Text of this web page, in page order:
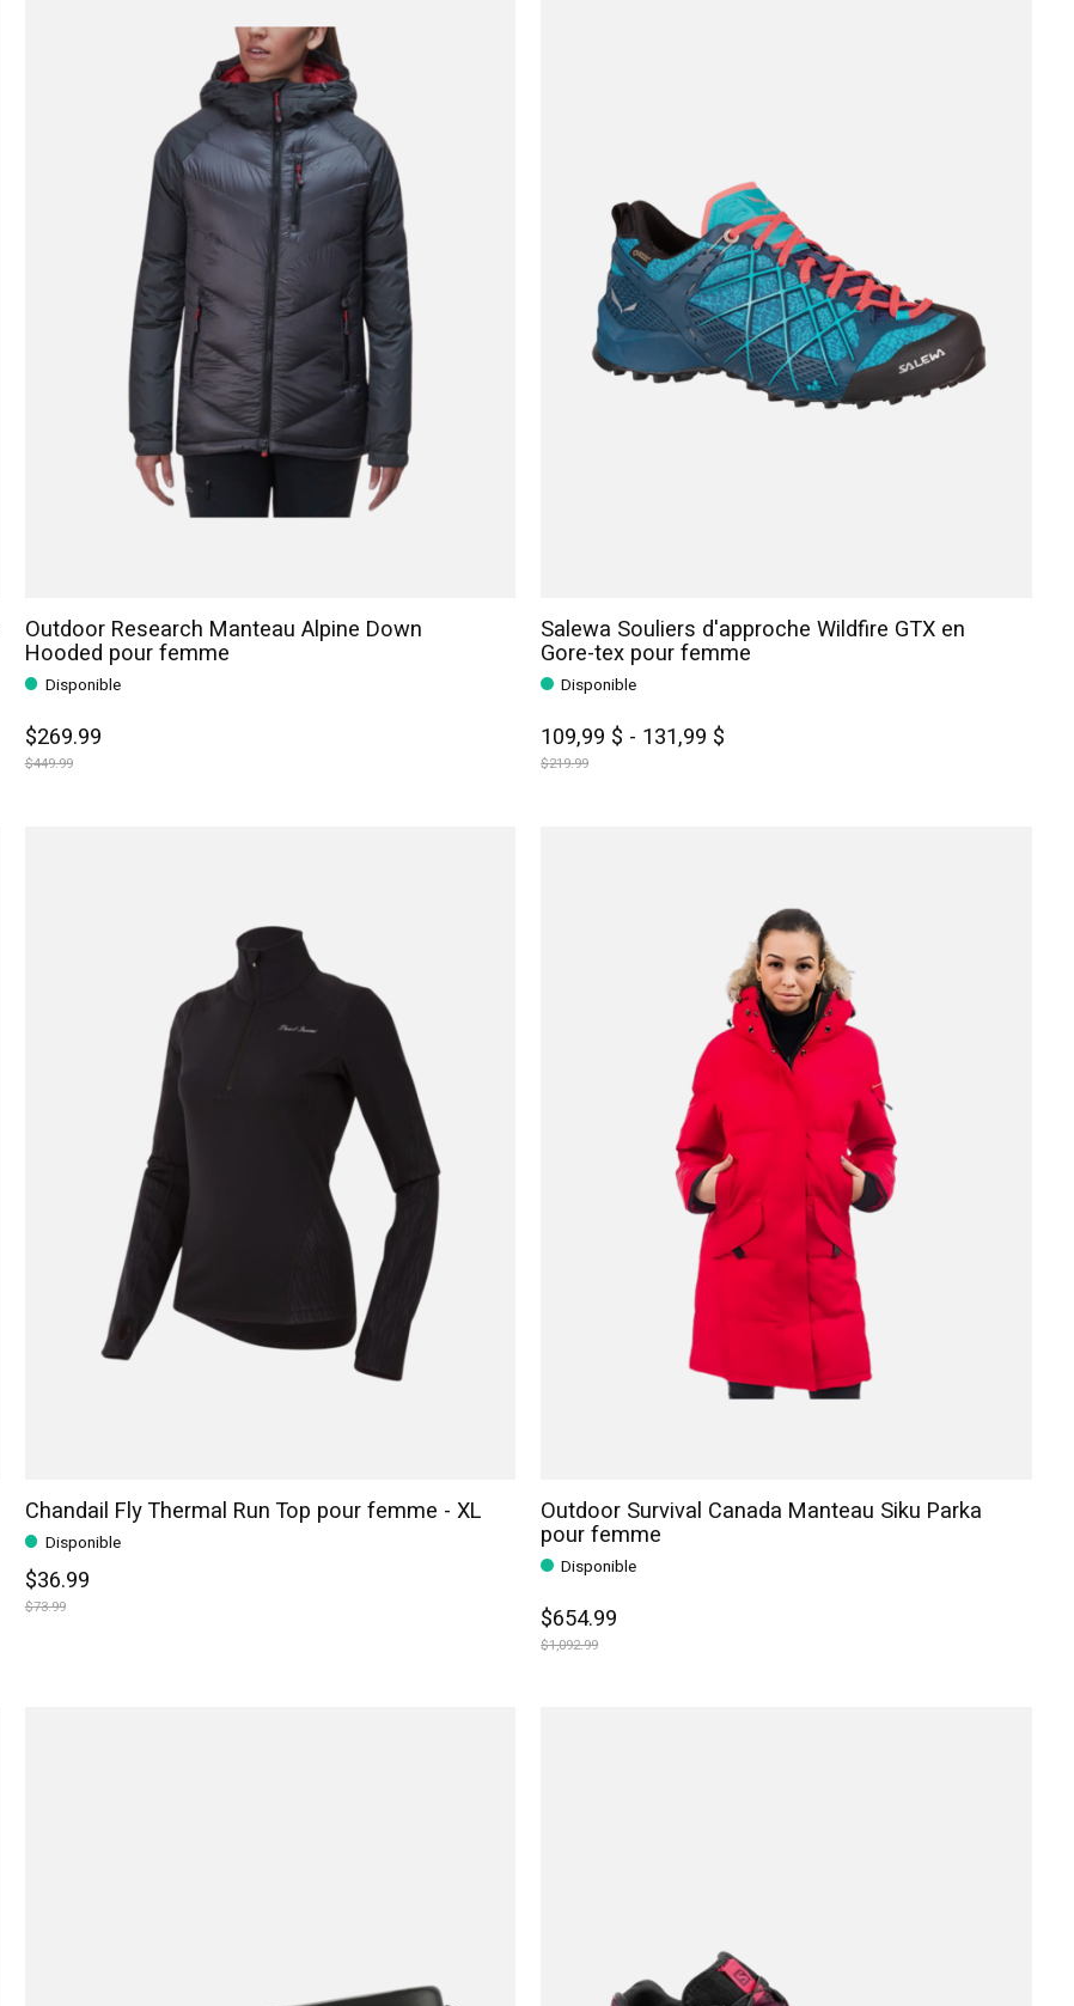
Outdoor Research Manteau Alpine Down
Hooded pour femme
Disponible
$269.99
$449.99
Salewa Souliers d'approche Wildfire GTX en
Gore-tex pour femme
Disponible
109,99 $ - 131,99 $
$219.99
Chandail Fly Thermal Run Top pour femme - XL
Disponible
$36.99
$73.99
Outdoor Survival Canada Manteau Siku Parka
pour femme
Disponible
$654.99
$1,092.99